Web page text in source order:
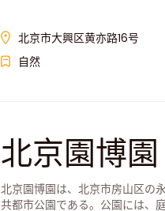
北京市大興区黄亦路16号
自然
北京園博園
北京園博園は、北京市房山区の
共都市公園である。公園には、